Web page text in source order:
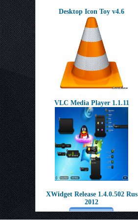
Desktop Icon Toy v4.6
VLC Media Player 1.1.11
XWidget Release 1.4.0.502 Rus
2012